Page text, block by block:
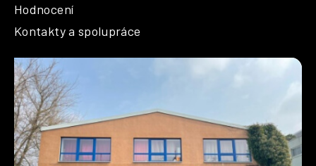
Hodnocení
Kontakty a spolupráce